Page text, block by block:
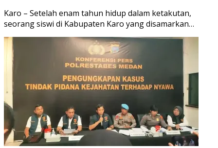
Karo – Setelah enam tahun hidup dalam ketakutan,
seorang siswi di Kabupaten Karo yang disamarkan…